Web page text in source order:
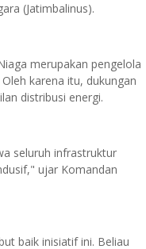
(Jatimbalinus).
merupakan pengelola
karena itu, dukungan
distribusi energi.
seluruh infrastruktur
ujar Komandan
baik inisiatif ini. Beliau